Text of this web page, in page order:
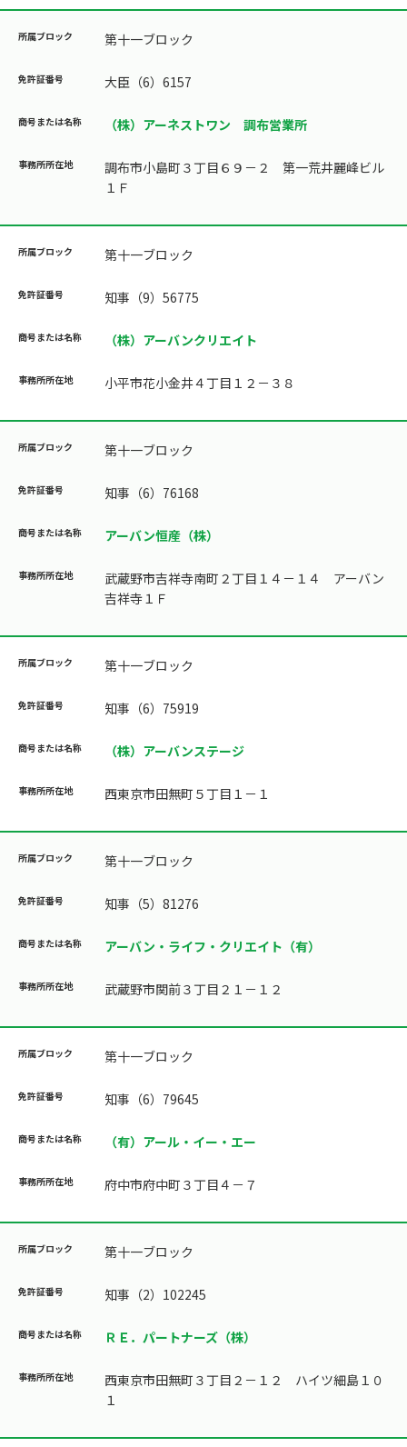
第十一ブロック
大臣（6）6157
（株）アーネストワン 調布営業所
調布市小島町３丁目６９－２ 第一荒井麗峰ビル
１Ｆ
第十一ブロック
知事（9）56775
（株）アーバンクリエイト
小平市花小金井４丁目１２－３８
第十一ブロック
知事（6）76168
アーバン恒産（株）
武蔵野市吉祥寺南町２丁目１４－１４ アーバン
吉祥寺１Ｆ
第十一ブロック
知事（6）75919
（株）アーバンステージ
西東京市田無町５丁目１－１
第十一ブロック
知事（5）81276
アーバン・ライフ・クリエイト（有）
武蔵野市関前３丁目２１－１２
第十一ブロック
知事（6）79645
（有）アール・イー・エー
府中市府中町３丁目４－７
第十一ブロック
知事（2）102245
ＲＥ．パートナーズ（株）
西東京市田無町３丁目２－１２ ハイツ細島１０
１